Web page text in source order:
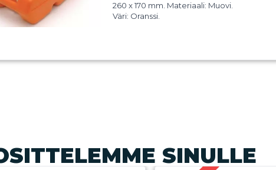
260 x 170 mm. Materiaali: Muovi.
Väri: Oranssi.
SINULLE